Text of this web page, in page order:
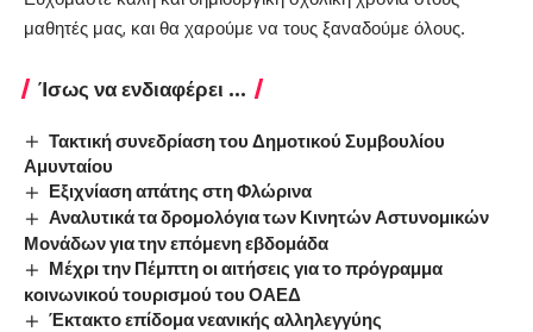
μαθητές μας, και θα χαρούμε να τους ξαναδούμε όλους.
Ίσως να ενδιαφέρει ...
Τακτική συνεδρίαση του Δημοτικού Συμβουλίου
Αμυνταίου
Εξιχνίαση απάτης στη Φλώρινα
Αναλυτικά τα δρομολόγια των Κινητών Αστυνομικών
Μονάδων για την επόμενη εβδομάδα
Μέχρι την Πέμπτη οι αιτήσεις για το πρόγραμμα
κοινωνικού τουρισμού του ΟΑΕΔ
Έκτακτο επίδομα νεανικής αλληλεγγύης